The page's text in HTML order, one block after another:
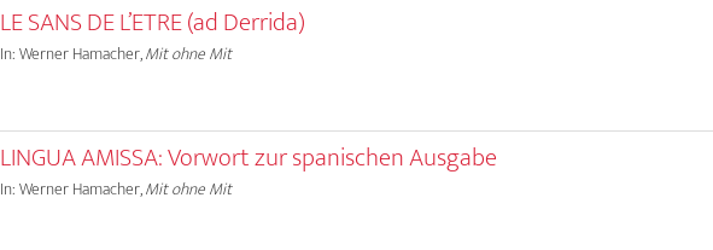
LE SANS DE L’ETRE (ad Derrida)
In: Werner Hamacher,Mit ohne Mit
LINGUA AMISSA: Vorwort zur spanischen Ausgabe
In: Werner Hamacher,Mit ohne Mit